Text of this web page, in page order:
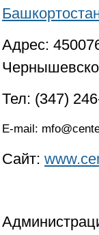
Адрес:
Тел: (347)
E-mail:
Сайт: